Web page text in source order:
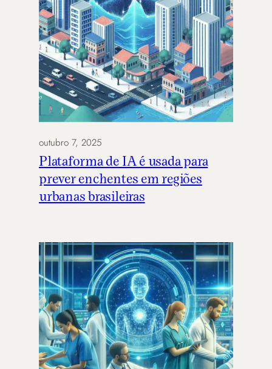
outubro 7, 2025
Plataforma de IA é usada para
prever enchentes em regiões
urbanas brasileiras